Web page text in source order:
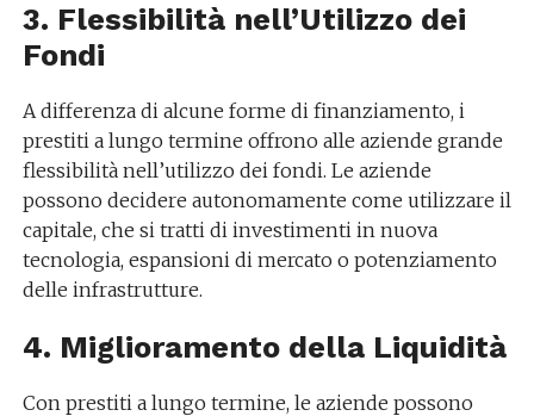
3. Flessibilità nell’Utilizzo dei
Fondi
A differenza di alcune forme di finanziamento, i
prestiti a lungo termine offrono alle aziende grande
flessibilità nell’utilizzo dei fondi. Le aziende
possono decidere autonomamente come utilizzare il
capitale, che si tratti di investimenti in nuova
tecnologia, espansioni di mercato o potenziamento
delle infrastrutture.
4. Miglioramento della Liquidità
Con prestiti a lungo termine, le aziende possono